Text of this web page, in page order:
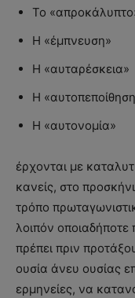
Το
Η «έμπνευση»
Η «αυταρέσκεια»
Η
Η «αυτονομία»
έρχονται με
κανείς, στο
τρόπο
λοιπόν
πρέπει πριν
ουσία άνευ ουσίας
ερμηνείες, να